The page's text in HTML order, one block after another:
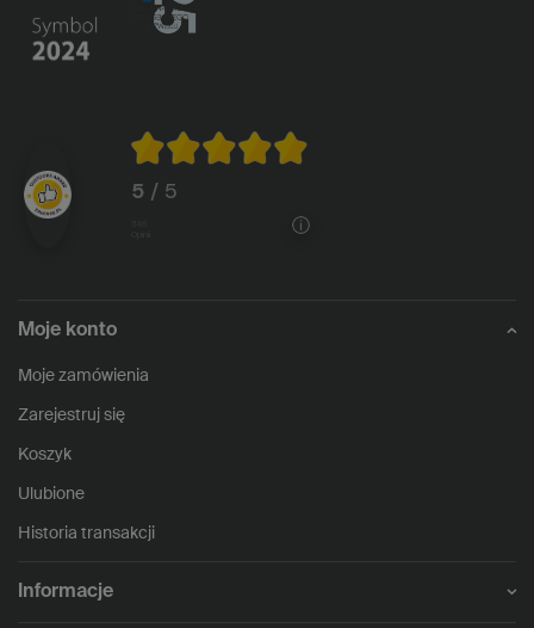
5 / 5
Moje konto
Moje zamówienia
Zarejestruj się
Koszyk
Ulubione
Historia transakcji
Informacje